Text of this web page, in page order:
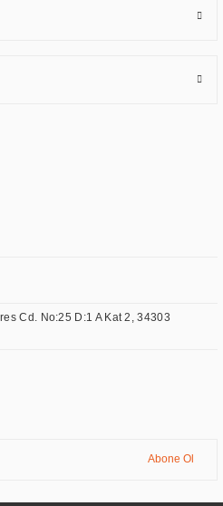
Cd. No:25 D:1 A Kat 2, 34303
Abone Ol